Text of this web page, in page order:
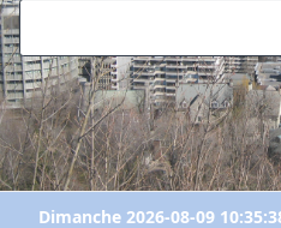
Dimanche 2026-08-09